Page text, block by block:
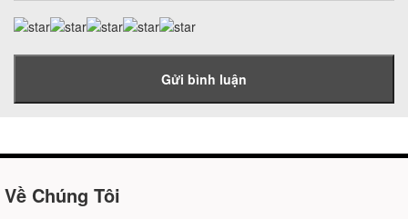
Gửi bình luận
Về Chúng Tôi